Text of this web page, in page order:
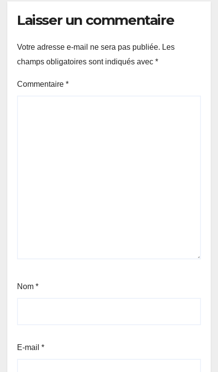
Laisser un commentaire
Votre adresse e-mail ne sera pas publiée. Les
champs obligatoires sont indiqués avec *
Commentaire *
Nom *
E-mail *